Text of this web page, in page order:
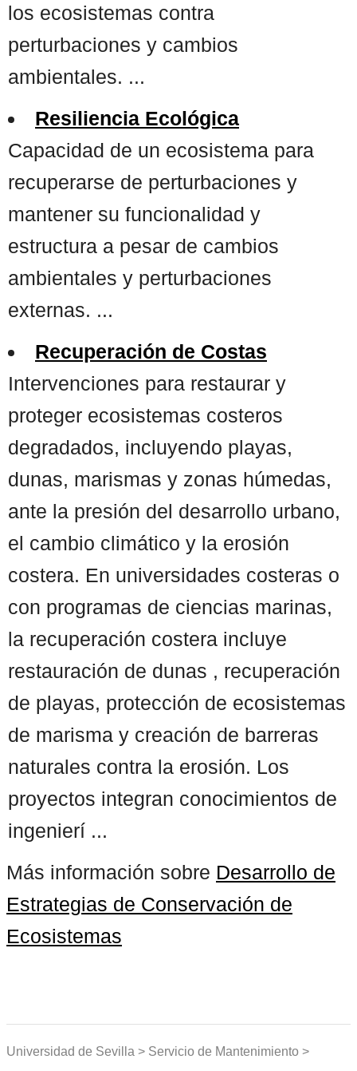
los ecosistemas contra
perturbaciones y cambios
ambientales. ...
Resiliencia Ecológica
Capacidad de un ecosistema para
recuperarse de perturbaciones y
mantener su funcionalidad y
estructura a pesar de cambios
ambientales y perturbaciones
externas. ...
Recuperación de Costas
Intervenciones para restaurar y
proteger ecosistemas costeros
degradados, incluyendo playas,
dunas, marismas y zonas húmedas,
ante la presión del desarrollo urbano,
el cambio climático y la erosión
costera. En universidades costeras o
con programas de ciencias marinas,
la recuperación costera incluye
restauración de dunas , recuperación
de playas, protección de ecosistemas
de marisma y creación de barreras
naturales contra la erosión. Los
proyectos integran conocimientos de
ingenierí ...
Más información sobre Desarrollo de
Estrategias de Conservación de
Ecosistemas
Universidad de Sevilla > Servicio de Mantenimiento >